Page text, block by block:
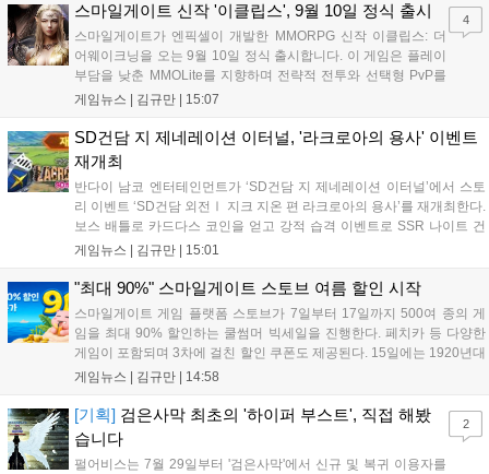
오프라인 연계 프로그램을 순차적으로 선보이며 e스포츠 생태계 확장에
스마일게이트 신작 '이클립스', 9월 10일 정식 출시
스마일게이트가 엔픽셀이 개발한 MMORPG 신작 이클립스: 더
어웨이크닝을 오는 9월 10일 정식 출시합니다. 이 게임은 플레이
부담을 낮춘 MMOLite를 지향하며 전략적 전투와 선택형 PvP를
특징으로 합니다. 현재 공식 홈페이지와 앱 마켓에서 사전등록을
니다. 또한 카카오톡 채널 추가 시 주차별 스페셜 쿠폰과 한정 스
킨, 경품 이벤트 등 풍성한 혜택을 마련해 이용자들의 기대를 모
으고 있습니다....
게임뉴스 | 김규만 | 15:07
4
SD건담 지 제네레이션 이터널, '라크로아의 용사' 이벤트
재개최
반다이 남코 엔터테인먼트가 ‘SD건담 지 제네레이션 이터널’에서 스토
리 이벤트 ‘SD건담 외전Ⅰ 지크 지온 편 라크로아의 용사’를 재개최한다.
보스 배틀로 카드다스 코인을 얻고 강적 습격 이벤트로 SSR 나이트 건
담을 획득할 수 있다. 로그인 보너스로 최대 다이아 3,000개를 지급하며,
원 증정한다. 또한 9월 30일까지 공식 유튜브에서 특별 프로그램을 시청
게임뉴스 | 김규만 | 15:01
"최대 90%" 스마일게이트 스토브 여름 할인 시작
스마일게이트 게임 플랫폼 스토브가 7일부터 17일까지 500여 종의 게
임을 최대 90% 할인하는 쿨썸머 빅세일을 진행한다. 페치카 등 다양한
게임이 포함되며 3차에 걸친 할인 쿠폰도 제공된다. 15일에는 1920년대
경성 배경의 신작 그날의 신문이 출시되며, 15일부터 17일까지는 국내
은 공식 페이지에서 확인 가능하다....
게임뉴스 | 김규만 | 14:58
[기획] 검은사막 최초의 '하이퍼 부스트', 직접 해봤
습니다
펄어비스는 7월 29일부터 '검은사막'에서 신규 및 복귀 이용자를
2